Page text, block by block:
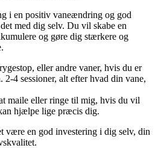
i en positiv vaneændring og god
med dig selv. Du vil skabe en
og gøre dig stærkere og
eller andre vaner, hvis du er
4 sessioner, alt efter hvad din vane,
maile eller ringe til mig, hvis du vil
hjælpe lige præcis dig.
være en god investering i dig selv, din